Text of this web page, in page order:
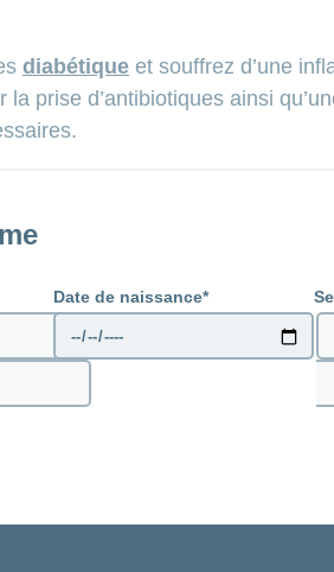
diabétique et souffrez d’une
la prise d’antibiotiques ainsi
Date de naissance